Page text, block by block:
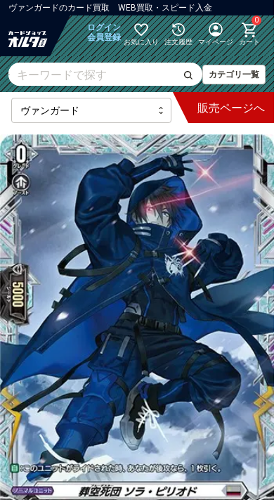
ヴァンガードのカード買取 WEB買取・スピード入金
ログイン
会員登録 お気に入り 注文履歴 マイページ
0
カート
カテゴリ一覧
最新弾
【DZ】ブースター
【DZ】その他ブースター
【DZ】デッキなど
【D】ブースター
【D】その他ブースター
【D】デッキなど
【DPR】PRカード
販売ページへ